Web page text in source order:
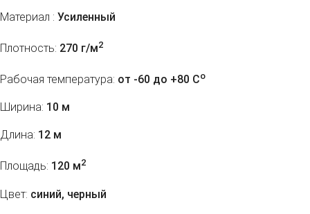
Материал : Усиленный
Плотность: 270 г/м2
Рабочая температура: от -60 до +80 Co
Ширина: 10 м
Длина: 12 м
Площадь: 120 м2
Цвет: синий, черный